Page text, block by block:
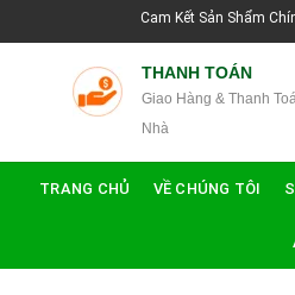
Cam Kết Sản Shẩm Chính Hãng
THANH TOÁN
Giao Hàng & Thanh
Nhà
TRANG CHỦ VỀ CHÚNG TÔI